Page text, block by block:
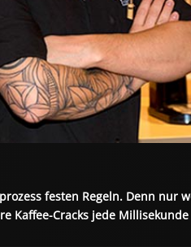
festen Regeln. Denn nur
Kaffee-Cracks jede